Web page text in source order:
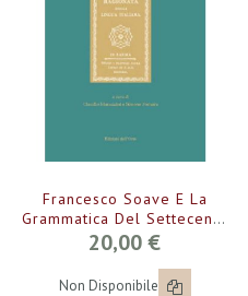
Francesco Soave E La
Grammatica Del Settecento
20,00 €
Non Disponibile